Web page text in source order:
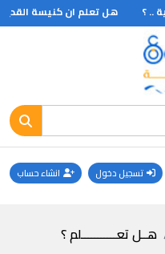
.. ؟ هل تعلم ان كنيسة
تسجيل دخول انشاء حساب
هــل تعـــــــــــلم ؟